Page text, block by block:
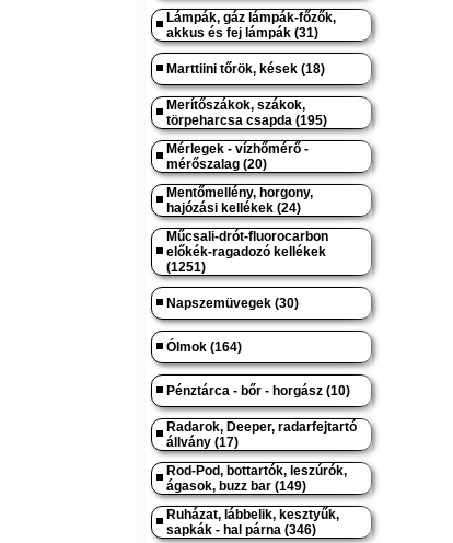
Lámpák, gáz lámpák-főzők,
akkus és fej lámpák (31)
Marttiini tőrök, kések (18)
Merítőszákok, szákok,
törpeharcsa csapda (195)
Mérlegek - vízhőmérő -
mérőszalag (20)
Mentőmellény, horgony,
hajózási kellékek (24)
Műcsali-drót-fluorocarbon
előkék-ragadozó kellékek
(1251)
Napszemüvegek (30)
Ólmok (164)
Pénztárca - bőr - horgász (10)
Radarok, Deeper, radarfejtartó
állvány (17)
Rod-Pod, bottartók, leszúrók,
ágasok, buzz bar (149)
Ruházat, lábbelik, kesztyűk,
sapkák - hal párna (346)